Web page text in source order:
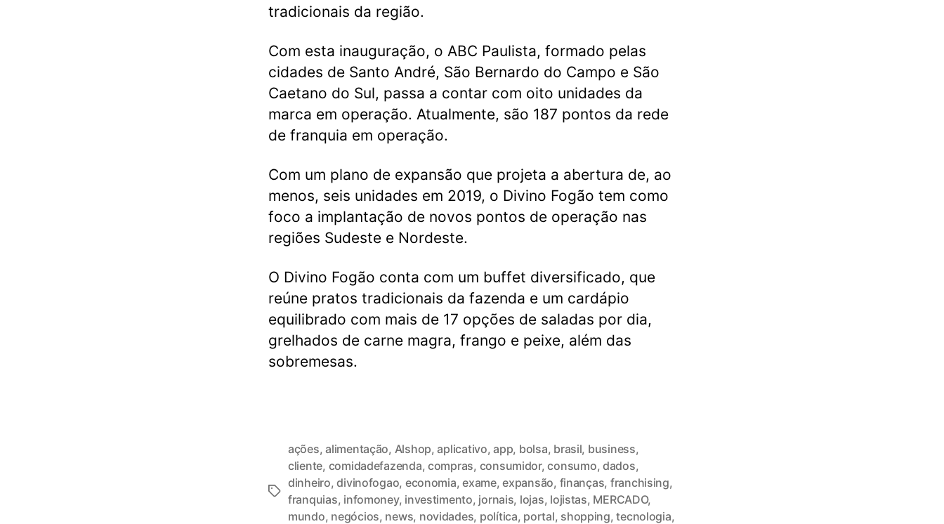
tradicionais da região.
Com esta inauguração, o ABC Paulista, formado pelas
cidades de Santo André, São Bernardo do Campo e São
Caetano do Sul, passa a contar com oito unidades da
marca em operação. Atualmente, são 187 pontos da rede
de franquia em operação.
Com um plano de expansão que projeta a abertura de, ao
menos, seis unidades em 2019, o Divino Fogão tem como
foco a implantação de novos pontos de operação nas
regiões Sudeste e Nordeste.
O Divino Fogão conta com um buffet diversificado, que
reúne pratos tradicionais da fazenda e um cardápio
equilibrado com mais de 17 opções de saladas por dia,
grelhados de carne magra, frango e peixe, além das
sobremesas.
ações,alimentação, Alshop,aplicativo,app, bolsa, brasil, business,
cliente, comidadefazenda,compras, consumidor,consumo, dados,
dinheiro,divinofogao, economia,exame,expansão, finanças, franchising,
franquias, infomoney, investimento, jornais, lojas, lojistas, MERCADO,
mundo, negócios, news, novidades, política, portal, shopping,tecnologia,